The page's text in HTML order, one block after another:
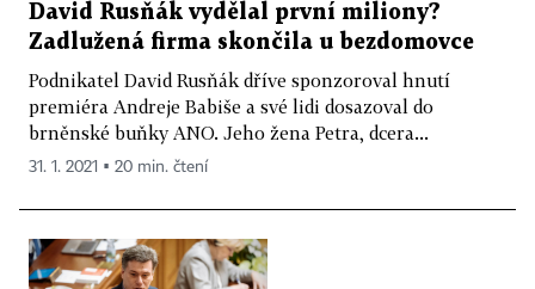
David Rusňák vydělal první miliony?
Zadlužená firma skončila u bezdomovce
Podnikatel David Rusňák dříve sponzoroval hnutí
premiéra Andreje Babiše a své lidi dosazoval do
brněnské buňky ANO. Jeho žena Petra, dcera...
31. 1. 2021 ▪ 20 min. čtení